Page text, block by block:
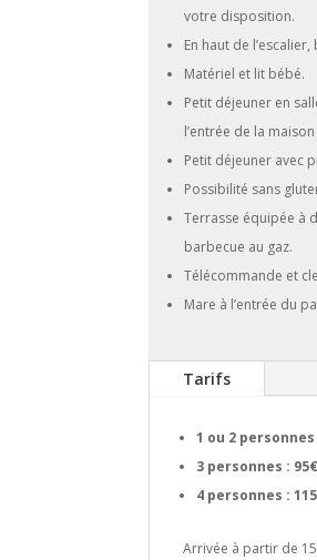
votre disposition.
En haut de
Matériel et lit bébé.
Petit déjeuner en
l’entrée de la
Petit déjeuner avec
Possibilité sans
Terrasse équipée à
barbecue au gaz.
Télécommande et
Mare à l’entrée du
Tarifs
1 ou 2
3 personnes :
4 personnes :
Arrivée à partir de